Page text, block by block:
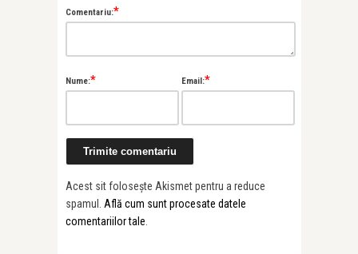
Comentariu:*
Nume:* Email:*
Acest sit folosește Akismet pentru a reduce
spamul. Află cum sunt procesate datele
comentariilor tale